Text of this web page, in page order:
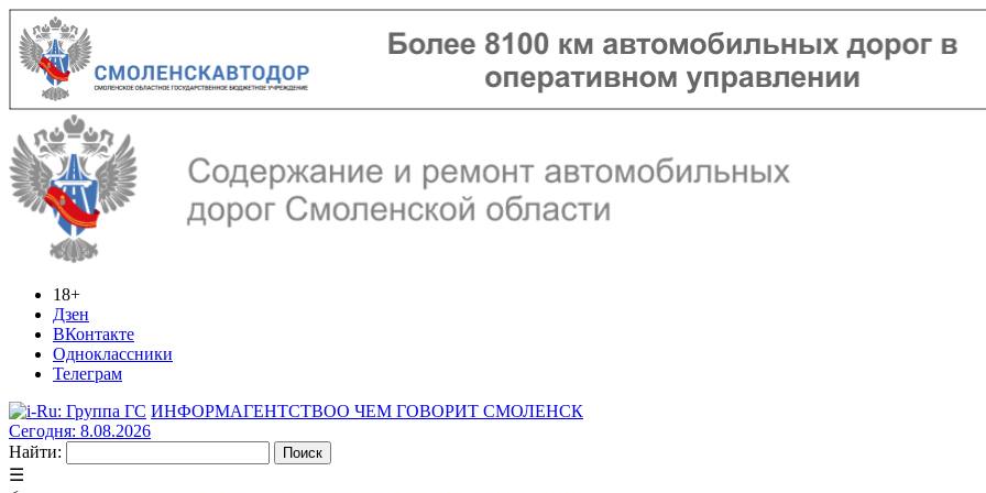
18+
Дзен
ВКонтакте
Одноклассники
Телеграм
ИНФОРМАГЕНТСТВОО ЧЕМ ГОВОРИТ СМОЛЕНСК
Сегодня: 8.08.2026
Найти:
☰